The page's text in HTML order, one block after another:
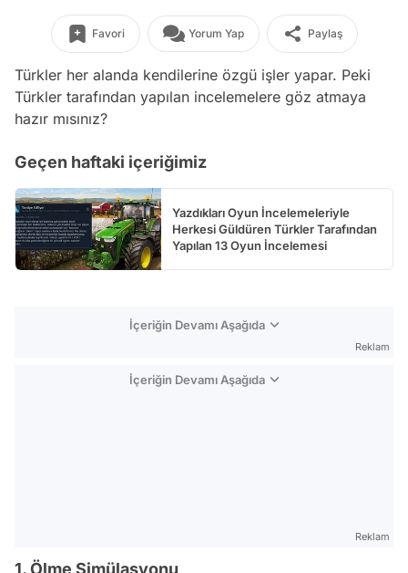
Favori Yorum Yap Paylaş
Türkler her alanda kendilerine özgü işler yapar. Peki
Türkler tarafından yapılan incelemelere göz atmaya
hazır mısınız?
Geçen haftaki içeriğimiz
Yazdıkları Oyun İncelemeleriyle
Herkesi Güldüren Türkler Tarafından
Yapılan 13 Oyun İncelemesi
İçeriğin Devamı Aşağıda
Reklam
İçeriğin Devamı Aşağıda
Reklam
1. Ölme Simülasyonu